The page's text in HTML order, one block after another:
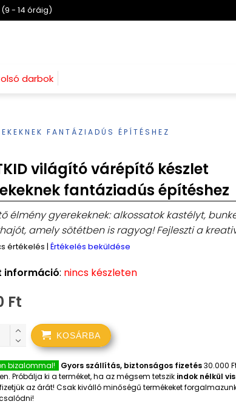
- 14 óráig)
darbok
FANTÁZIADÚS ÉPÍTÉSHEZ
világító várépítő készlet
fantáziadús építéshez
élmény gyerekeknek: alkossatok kastélyt,
amely sötétben is ragyog! Fejleszti a
értékelés | Értékelés beküldése
információ: nincs készleten
Ft
KOSÁRBA
bizalommal! Gyors szállítás, biztonságos fizetés30.000
Próbálja ki a terméket, ha az mégsem tetszik indok nélkül
az árát! Csak kiválló minőségű termékeket